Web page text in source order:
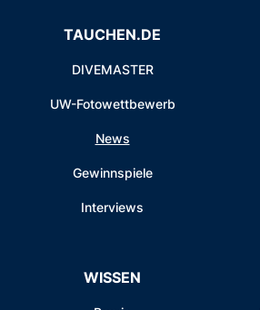
TAUCHEN.DE
DIVEMASTER
UW-Fotowettbewerb
News
Gewinnspiele
Interviews
WISSEN